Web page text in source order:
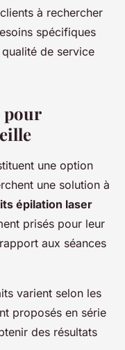
à rechercher
spécifiques
de service
pour
une option
une solution à
épilation laser
prisés pour leur
aux séances
varient selon les
proposés en série
des résultats